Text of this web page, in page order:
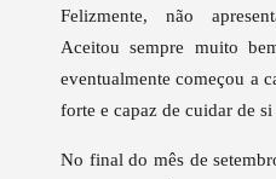
Felizmente, não
Aceitou sempre muito
eventualmente começou a
forte e capaz de cuidar de si
No final do mês de